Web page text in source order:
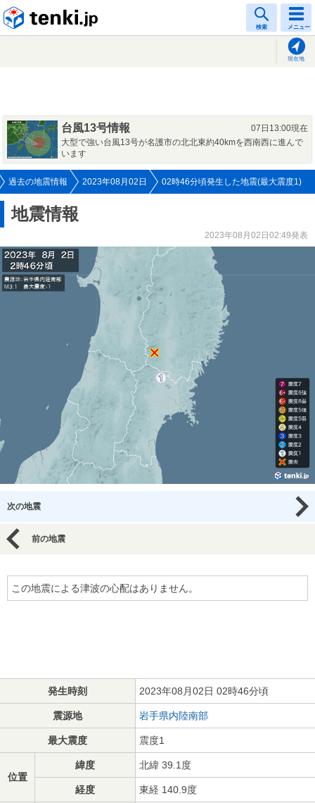
検索 メニュー
現在地
台風13号情報
07日13:00現在
大型で強い台風13号が名護市の北北東約40kmを西南西に進んで
います
過去の地震情報 2023年08月02日 02時46分頃発生した地震(最大震度1)
地震情報
2023年08月02日02:49発表
次の地震
前の地震
この地震による津波の心配はありません。
発生時刻 2023年08月02日 02時46分頃
震源地 岩手県内陸南部
最大震度 震度1
位置
緯度 北緯 39.1度
経度 東経 140.9度